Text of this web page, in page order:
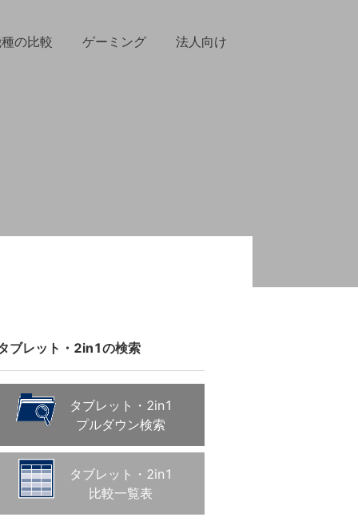
の比較 ゲーミング 法人向け
ブレット・2in1の検索
タブレット・2in1
プルダウン検索
タブレット・2in1
比較一覧表